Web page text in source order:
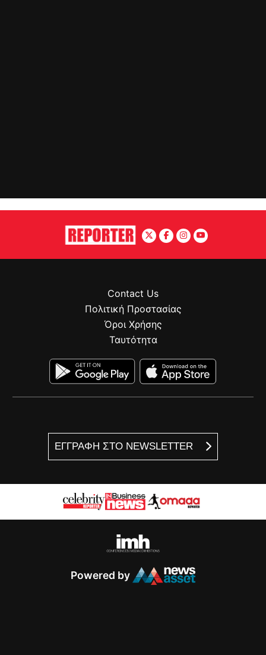
ΕΓΓΡΑΦΗ ΣΤΟ NEWSLETTER
Contact Us
Πολιτική Προστασίας
Όροι Χρήσης
Ταυτότητα
Powered by